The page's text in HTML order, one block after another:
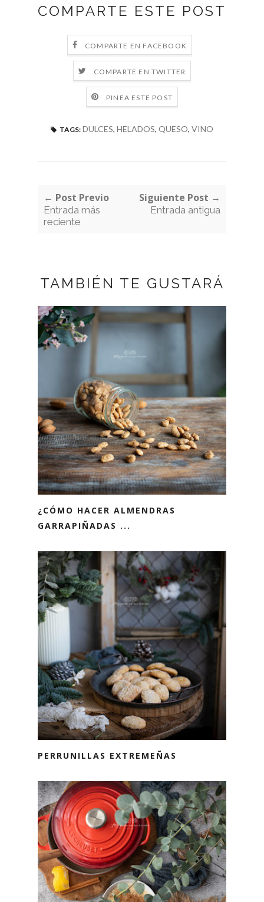
COMPARTE ESTE POST
COMPARTE EN FACEBOOK
COMPARTE EN TWITTER
PINEA ESTE POST
TAGS: DULCES, HELADOS, QUESO, VINO
← Post Previo
Entrada más
reciente
Siguiente Post →
Entrada antigua
TAMBIÉN TE GUSTARÁ
¿CÓMO HACER ALMENDRAS
GARRAPIÑADAS ...
PERRUNILLAS EXTREMEÑAS